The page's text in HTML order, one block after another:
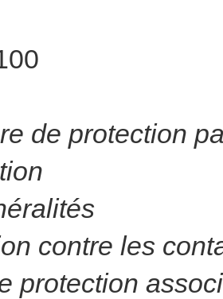
de protection
contre les
protection